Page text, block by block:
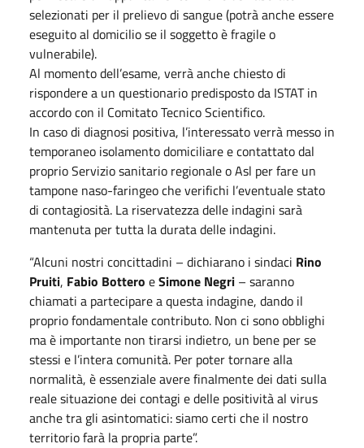
selezionati per il prelievo di sangue (potrà anche essere
eseguito al domicilio se il soggetto è fragile o
vulnerabile).
Al momento dell’esame, verrà anche chiesto di
rispondere a un questionario predisposto da ISTAT in
accordo con il Comitato Tecnico Scientifico.
In caso di diagnosi positiva, l’interessato verrà messo in
temporaneo isolamento domiciliare e contattato dal
proprio Servizio sanitario regionale o Asl per fare un
tampone naso-faringeo che verifichi l’eventuale stato
di contagiosità. La riservatezza delle indagini sarà
mantenuta per tutta la durata delle indagini.
“Alcuni nostri concittadini – dichiarano i sindaci Rino
Pruiti, Fabio Bottero eSimone Negri – saranno
chiamati a partecipare a questa indagine, dando il
proprio fondamentale contributo. Non ci sono obblighi
ma è importante non tirarsi indietro, un bene per se
stessi e l’intera comunità. Per poter tornare alla
normalità, è essenziale avere finalmente dei dati sulla
reale situazione dei contagi e delle positività al virus
anche tra gli asintomatici: siamo certi che il nostro
territorio farà la propria parte”.